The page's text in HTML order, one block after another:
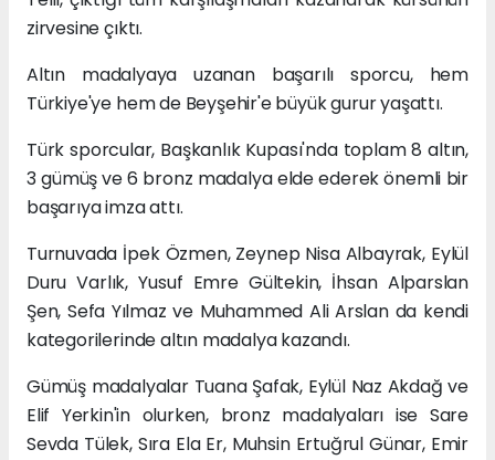
zirvesine çıktı.
Altın madalyaya uzanan başarılı sporcu, hem
Türkiye'ye hem de Beyşehir'e büyük gurur yaşattı.
Türk sporcular, Başkanlık Kupası'nda toplam 8 altın,
3 gümüş ve 6 bronz madalya elde ederek önemli bir
başarıya imza attı.
Turnuvada İpek Özmen, Zeynep Nisa Albayrak, Eylül
Duru Varlık, Yusuf Emre Gültekin, İhsan Alparslan
Şen, Sefa Yılmaz ve Muhammed Ali Arslan da kendi
kategorilerinde altın madalya kazandı.
Gümüş madalyalar Tuana Şafak, Eylül Naz Akdağ ve
Elif Yerkin'in olurken, bronz madalyaları ise Sare
Sevda Tülek, Sıra Ela Er, Muhsin Ertuğrul Günar, Emir